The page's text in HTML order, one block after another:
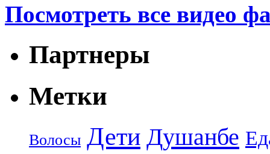
Посмотреть все видео
Партнеры
Метки
Волосы Дети Душанбе